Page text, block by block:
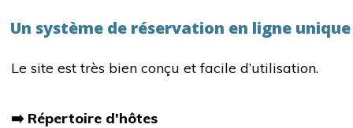
Un système de réservation en ligne unique
Le site est très bien conçu et facile d’utilisation.
➡️ Répertoire d'hôtes